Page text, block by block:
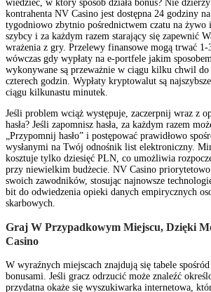
wiedzieć, w który sposób działa bonus? Nie
kontrahenta NV Casino jest dostępna 24 godziny
tygodniowo zbytnio pośrednictwem czatu na żywo
szybcy i za każdym razem starający się zapewnić
wrażenia z gry. Przelewy finansowe mogą trwać
wówczas gdy wypłaty na e-portfele jakim
wykonywane są przeważnie w ciągu kilku chwil do
czterech godzin. Wypłaty kryptowalut są
ciągu kilkunastu minutek.
Jeśli problem wciąż występuje, zaczerpnij wraz z
hasła? Jeśli zapomnisz hasła, za każdym razem
„Przypomnij hasło” i postępować prawidłowo
wysłanymi na Twój odnośnik list elektroniczny.
kosztuje tylko dziesięć PLN, co umożliwia
przy niewielkim budżecie. NV Casino
swoich zawodników, stosując najnowsze
bit do odwiedzenia opieki danych empirycznych
skarbowych.
Graj W Przypadkowym Miejscu, Dzięki
Casino
W wyraźnych miejscach znajdują się tabele
bonusami. Jeśli gracz odrzucić może znaleźć
przydatna okaże się wyszukiwarka internetowa,